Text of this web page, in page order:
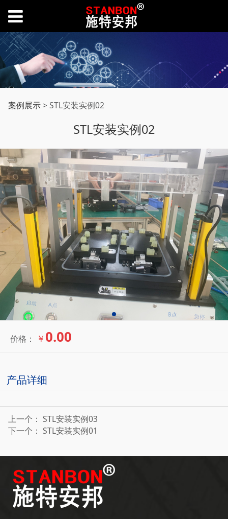
STL安装实例02
案例展示> STL安装实例02
STL安装实例02
价格： ￥ 0.00
产品详细
上一个： STL安装实例03
下一个： STL安装实例01